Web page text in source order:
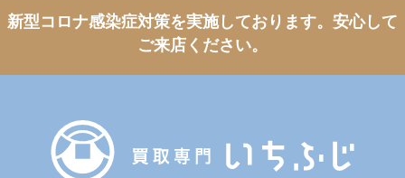
新型コロナ感染症対策を実施しております。 安心して
ご来店ください。